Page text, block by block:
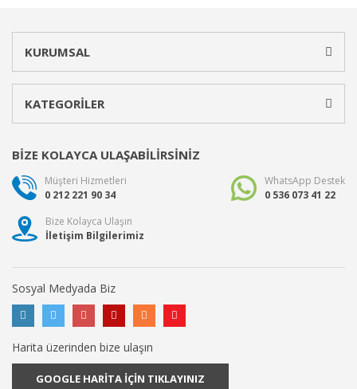
KURUMSAL
KATEGORİLER
BİZE KOLAYCA ULAŞABİLİRSİNİZ
Müşteri Hizmetleri
0 212 221 90 34
WhatsApp Destek
0 536 073 41 22
Bize Kolayca Ulaşın
İletişim Bilgilerimiz
Sosyal Medyada Biz
Harita üzerinden bize ulaşın
GOOGLE HARİTA İÇİN TIKLAYINIZ